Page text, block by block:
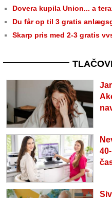
Dovera kupila Union... a
Du får op til 3 gratis
Skarp pris med 2-3 gratis